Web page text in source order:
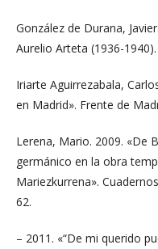
González de Durana,
Aurelio Arteta (1936-
Iriarte Aguirrezabala,
en Madrid». Frente de
Lerena, Mario. 2009. «De
germánico en la obra
Mariezkurrena».
62.
– 2011. «“De mi querido